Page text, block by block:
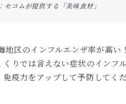
セコムが提供する「美味食材」
地区のインフルエンザ率が高い！
りでは言えない症状のインフ
疫力をアップして予防してくだ